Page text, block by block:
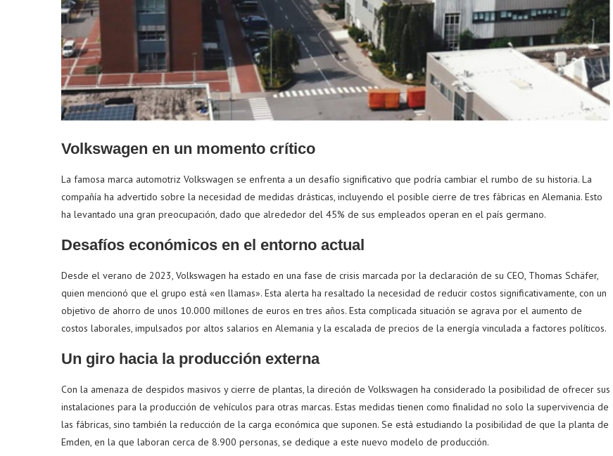
Volkswagen en un momento crítico
La famosa marca automotriz Volkswagen se enfrenta a un desafío significativo que podría cambiar el rumbo de su historia. La
compañía ha advertido sobre la necesidad de medidas drásticas, incluyendo el posible cierre de tres fábricas en Alemania. Esto
ha levantado una gran preocupación, dado que alrededor del 45% de sus empleados operan en el país germano.
Desafíos económicos en el entorno actual
Desde el verano de 2023, Volkswagen ha estado en una fase de crisis marcada por la declaración de su CEO, Thomas Schäfer,
quien mencionó que el grupo está «en llamas». Esta alerta ha resaltado la necesidad de reducir costos significativamente, con un
objetivo de ahorro de unos 10.000 millones de euros en tres años. Esta complicada situación se agrava por el aumento de
costos laborales, impulsados por altos salarios en Alemania y la escalada de precios de la energía vinculada a factores políticos.
Un giro hacia la producción externa
Con la amenaza de despidos masivos y cierre de plantas, la direción de Volkswagen ha considerado la posibilidad de ofrecer sus
instalaciones para la producción de vehículos para otras marcas. Estas medidas tienen como finalidad no solo la supervivencia de
las fábricas, sino también la reducción de la carga económica que suponen. Se está estudiando la posibilidad de que la planta de
Emden, en la que laboran cerca de 8.900 personas, se dedique a este nuevo modelo de producción.